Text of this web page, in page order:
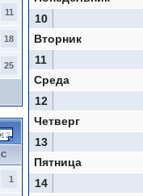
11
18
25
С
1
10
Вторник
11
Среда
12
Четверг
13
Пятница
14